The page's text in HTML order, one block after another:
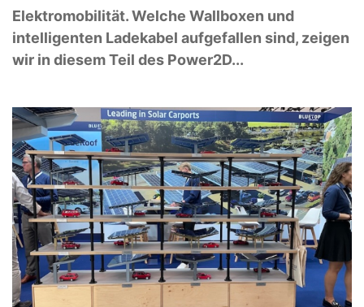
Elektromobilität. Welche Wallboxen und
intelligenten Ladekabel aufgefallen sind, zeigen
wir in diesem Teil des Power2D...